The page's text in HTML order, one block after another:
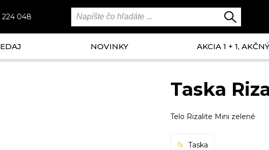
224 048
NOVINKY AKCIA 1 + 1,
Taska
Telo Rizalite Mini zelené
Taska